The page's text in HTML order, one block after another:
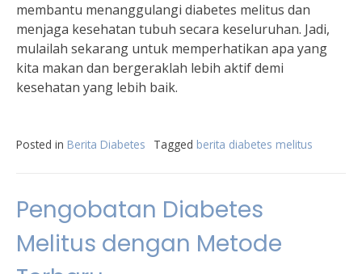
membantu menanggulangi diabetes melitus dan
menjaga kesehatan tubuh secara keseluruhan. Jadi,
mulailah sekarang untuk memperhatikan apa yang
kita makan dan bergeraklah lebih aktif demi
kesehatan yang lebih baik.
Posted in Berita Diabetes Tagged berita diabetes melitus
Pengobatan Diabetes
Melitus dengan Metode